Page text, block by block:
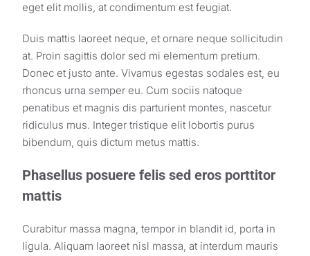
eget elit mollis, at condimentum est feugiat.
Duis mattis laoreet neque, et ornare neque sollicitudin
at. Proin sagittis dolor sed mi elementum pretium.
Donec et justo ante. Vivamus egestas sodales est, eu
rhoncus urna semper eu. Cum sociis natoque
penatibus et magnis dis parturient montes, nascetur
ridiculus mus. Integer tristique elit lobortis purus
bibendum, quis dictum metus mattis.
Phasellus posuere felis sed eros porttitor
mattis
Curabitur massa magna, tempor in blandit id, porta in
ligula. Aliquam laoreet nisl massa, at interdum mauris